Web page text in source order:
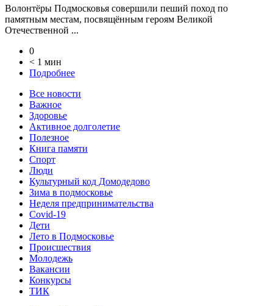
Волонтёры Подмосковья совершили пеший поход по
памятным местам, посвящённым героям Великой
Отечественной ...
0
< 1 мин
Подробнее
Все новости
Важное
Здоровье
Активное долголетие
Полезное
Книга памяти
Спорт
Люди
Культурный код Домодедово
Зима в подмосковье
Неделя предпринимательства
Covid-19
Дети
Лето в Подмосковье
Происшествия
Молодежь
Вакансии
Конкурсы
ТИК